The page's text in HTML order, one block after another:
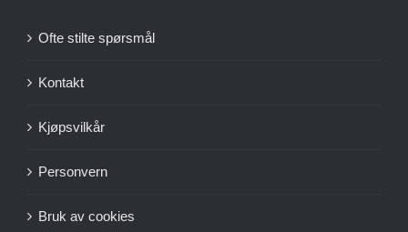
Ofte stilte spørsmål
Kontakt
Kjøpsvilkår
Personvern
Bruk av cookies